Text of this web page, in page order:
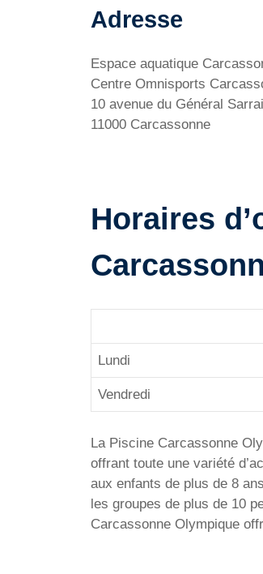
Adresse
Espace aquatique
Centre Omnisports
10 avenue du Général
11000 Carcassonne
Horaires
Lundi
Vendredi
La Piscine Carcassonne
offrant toute une variété
aux enfants de plus de 8
les groupes de plus de 10
Carcassonne Olympique